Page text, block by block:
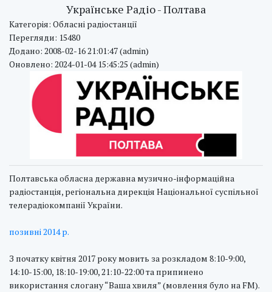
Українське Радіо - Полтава
Категорія: Обласні радіостанції
Перегляди: 15480
Додано: 2008-02-16 21:01:47 (admin)
Оновлено: 2024-01-04 15:45:25 (admin)
Полтавська обласна державна музично-інформаційна
радіостанція, регіональна дирекція Національної суспільної
телерадіокомпанії України.
позивні 2014 р.
З початку квітня 2017 року мовить за розкладом 8:10-9:00,
14:10-15:00, 18:10-19:00, 21:10-22:00 та припинено
використання слогану “Ваша хвиля” (мовлення було на FM).